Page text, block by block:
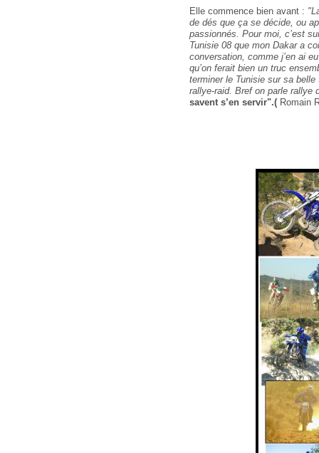
Elle commence bien avant :
de dés que ça se décide, ou
passionnés. Pour moi, c’est
Tunisie 08 que mon Dakar a
conversation, comme j’en ai
qu’on ferait bien un truc
terminer le Tunisie sur sa
rallye-raid. Bref on parle rallye
savent s’en servir".( Romain